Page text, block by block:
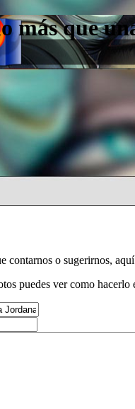
más que
contarnos o sugerirnos,
puedes ver como hacerlo